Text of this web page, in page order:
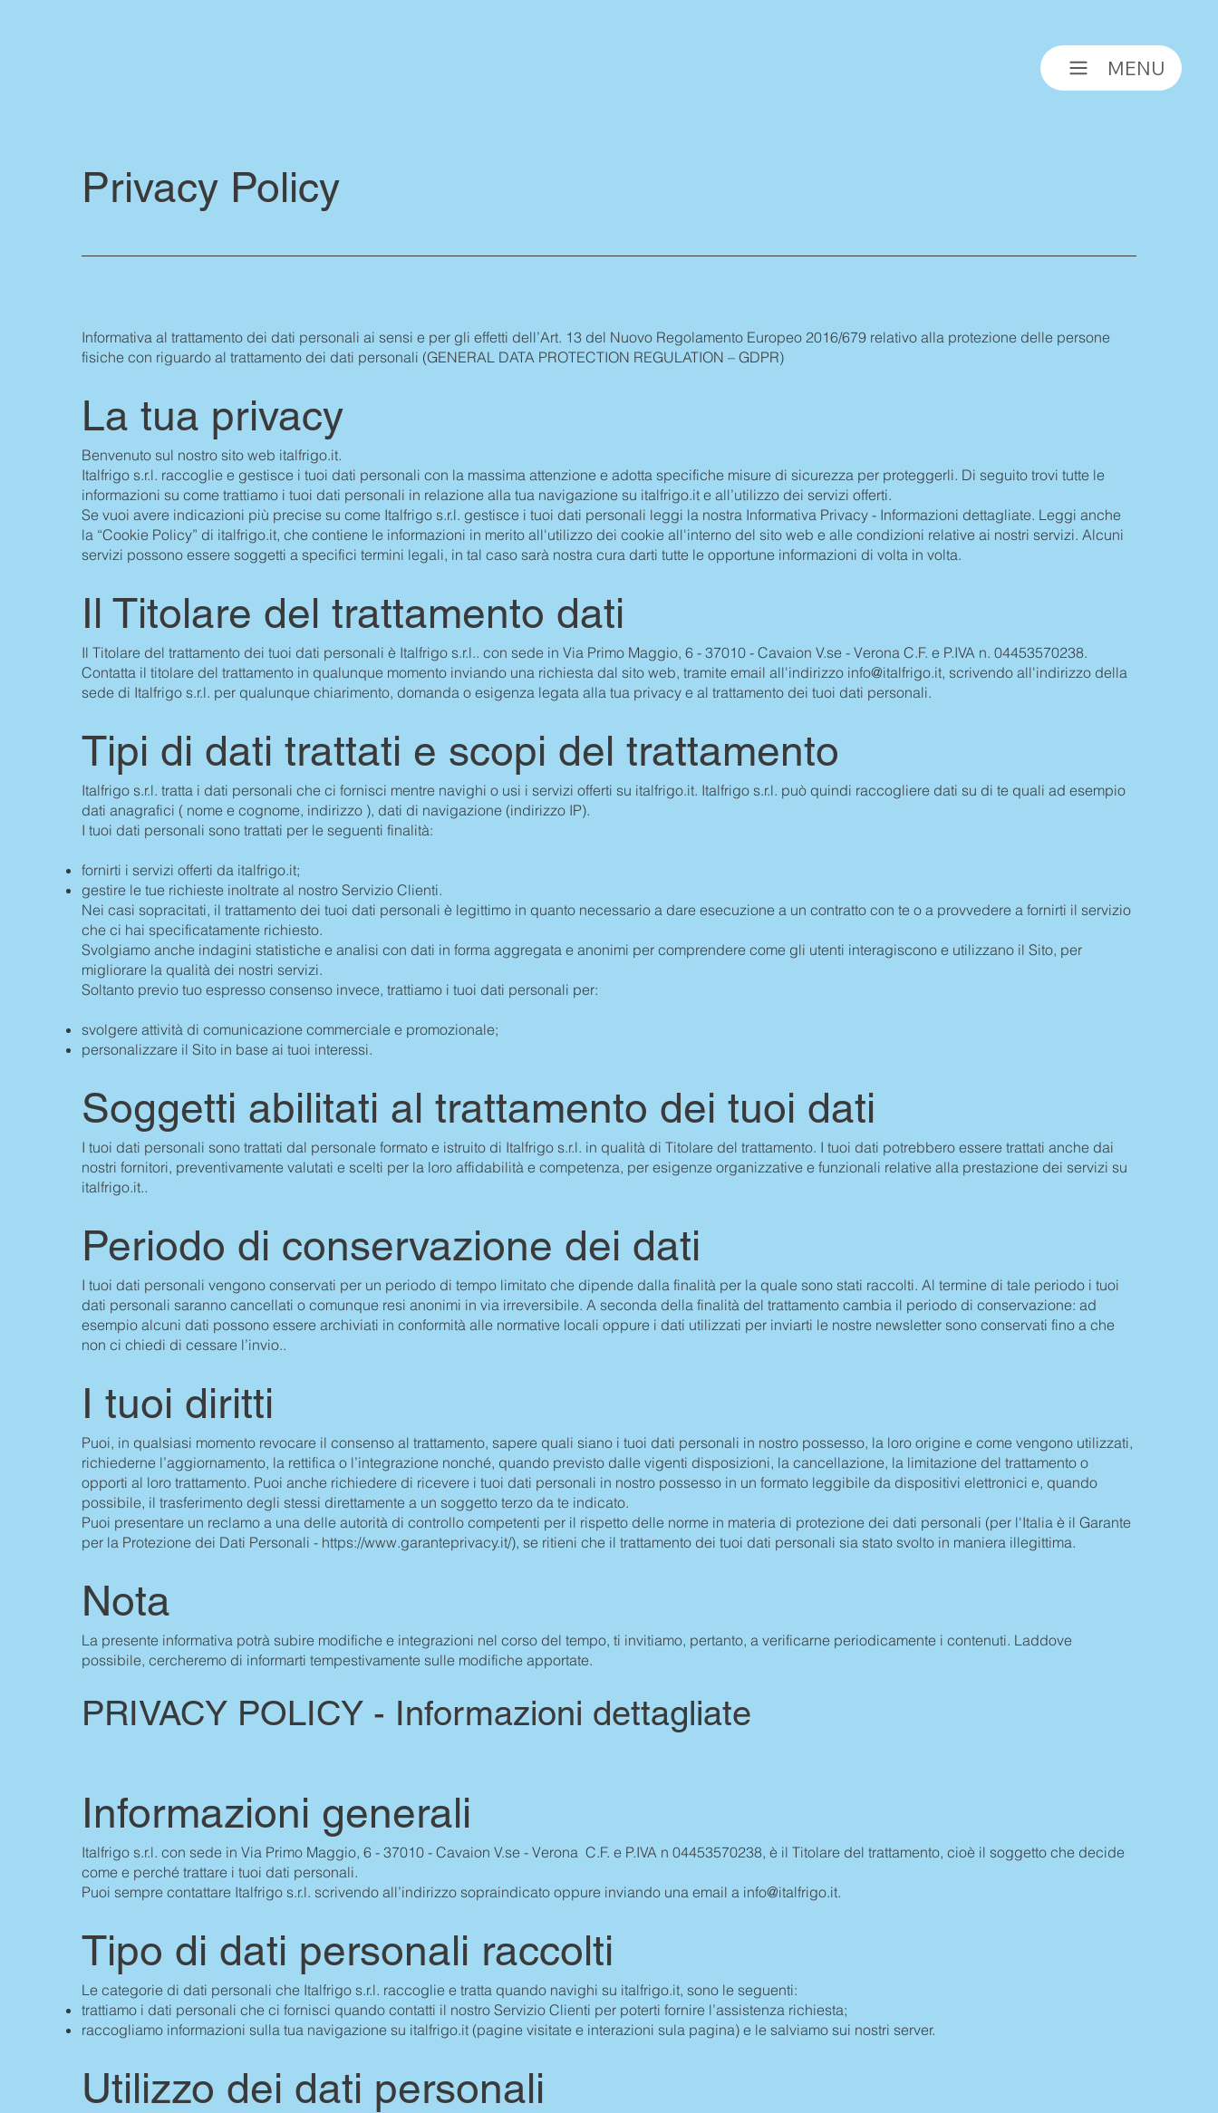
MENU
Privacy Policy
Informativa al trattamento dei dati personali ai sensi e per gli effetti dell’Art. 13 del Nuovo Regolamento Europeo 2016/679 relativo alla protezione delle persone
fisiche con riguardo al trattamento dei dati personali (GENERAL DATA PROTECTION REGULATION – GDPR)
La tua privacy
Benvenuto sul nostro sito web italfrigo.it.
Italfrigo s.r.l. raccoglie e gestisce i tuoi dati personali con la massima attenzione e adotta specifiche misure di sicurezza per proteggerli. Di seguito trovi tutte le
informazioni su come trattiamo i tuoi dati personali in relazione alla tua navigazione su italfrigo.it e all’utilizzo dei servizi offerti.
Se vuoi avere indicazioni più precise su come Italfrigo s.r.l. gestisce i tuoi dati personali leggi la nostra Informativa Privacy - Informazioni dettagliate. Leggi anche
la “Cookie Policy” di italfrigo.it, che contiene le informazioni in merito all'utilizzo dei cookie all'interno del sito web e alle condizioni relative ai nostri servizi. Alcuni
servizi possono essere soggetti a specifici termini legali, in tal caso sarà nostra cura darti tutte le opportune informazioni di volta in volta.
Il Titolare del trattamento dati
Il Titolare del trattamento dei tuoi dati personali è Italfrigo s.r.l.. con sede in Via Primo Maggio, 6 - 37010 - Cavaion V.se - Verona C.F. e P.IVA n. 04453570238.
Contatta il titolare del trattamento in qualunque momento inviando una richiesta dal sito web, tramite email all'indirizzo info@italfrigo.it, scrivendo all'indirizzo della
sede di Italfrigo s.r.l. per qualunque chiarimento, domanda o esigenza legata alla tua privacy e al trattamento dei tuoi dati personali.
Tipi di dati trattati e scopi del trattamento
Italfrigo s.r.l. tratta i dati personali che ci fornisci mentre navighi o usi i servizi offerti su italfrigo.it. Italfrigo s.r.l. può quindi raccogliere dati su di te quali ad esempio
dati anagrafici ( nome e cognome, indirizzo ), dati di navigazione (indirizzo IP).
I tuoi dati personali sono trattati per le seguenti finalità:
fornirti i servizi offerti da italfrigo.it;
gestire le tue richieste inoltrate al nostro Servizio Clienti.
Nei casi sopracitati, il trattamento dei tuoi dati personali è legittimo in quanto necessario a dare esecuzione a un contratto con te o a provvedere a fornirti il servizio
che ci hai specificatamente richiesto.
Svolgiamo anche indagini statistiche e analisi con dati in forma aggregata e anonimi per comprendere come gli utenti interagiscono e utilizzano il Sito, per
migliorare la qualità dei nostri servizi.
Soltanto previo tuo espresso consenso invece, trattiamo i tuoi dati personali per:
svolgere attività di comunicazione commerciale e promozionale;
personalizzare il Sito in base ai tuoi interessi.
Soggetti abilitati al trattamento dei tuoi dati
I tuoi dati personali sono trattati dal personale formato e istruito di Italfrigo s.r.l. in qualità di Titolare del trattamento. I tuoi dati potrebbero essere trattati anche dai
nostri fornitori, preventivamente valutati e scelti per la loro affidabilità e competenza, per esigenze organizzative e funzionali relative alla prestazione dei servizi su
italfrigo.it..
Periodo di conservazione dei dati
I tuoi dati personali vengono conservati per un periodo di tempo limitato che dipende dalla finalità per la quale sono stati raccolti. Al termine di tale periodo i tuoi
dati personali saranno cancellati o comunque resi anonimi in via irreversibile. A seconda della finalità del trattamento cambia il periodo di conservazione: ad
esempio alcuni dati possono essere archiviati in conformità alle normative locali oppure i dati utilizzati per inviarti le nostre newsletter sono conservati fino a che
non ci chiedi di cessare l’invio..
I tuoi diritti
Puoi, in qualsiasi momento revocare il consenso al trattamento, sapere quali siano i tuoi dati personali in nostro possesso, la loro origine e come vengono utilizzati,
richiederne l’aggiornamento, la rettifica o l’integrazione nonché, quando previsto dalle vigenti disposizioni, la cancellazione, la limitazione del trattamento o
opporti al loro trattamento. Puoi anche richiedere di ricevere i tuoi dati personali in nostro possesso in un formato leggibile da dispositivi elettronici e, quando
possibile, il trasferimento degli stessi direttamente a un soggetto terzo da te indicato.
Puoi presentare un reclamo a una delle autorità di controllo competenti per il rispetto delle norme in materia di protezione dei dati personali (per l'Italia è il Garante
per la Protezione dei Dati Personali - https://www.garanteprivacy.it/), se ritieni che il trattamento dei tuoi dati personali sia stato svolto in maniera illegittima.
Nota
La presente informativa potrà subire modifiche e integrazioni nel corso del tempo, ti invitiamo, pertanto, a verificarne periodicamente i contenuti. Laddove
possibile, cercheremo di informarti tempestivamente sulle modifiche apportate.
PRIVACY POLICY - Informazioni dettagliate
Informazioni generali
Italfrigo s.r.l. con sede in Via Primo Maggio, 6 - 37010 - Cavaion V.se - Verona C.F. e P.IVA n 04453570238, è il Titolare del trattamento, cioè il soggetto che decide
come e perché trattare i tuoi dati personali.
Puoi sempre contattare Italfrigo s.r.l. scrivendo all’indirizzo sopraindicato oppure inviando una email a info@italfrigo.it.
Tipo di dati personali raccolti
Le categorie di dati personali che Italfrigo s.r.l. raccoglie e tratta quando navighi su italfrigo.it, sono le seguenti:
trattiamo i dati personali che ci fornisci quando contatti il nostro Servizio Clienti per poterti fornire l’assistenza richiesta;
raccogliamo informazioni sulla tua navigazione su italfrigo.it (pagine visitate e interazioni sula pagina) e le salviamo sui nostri server.
Utilizzo dei dati personali